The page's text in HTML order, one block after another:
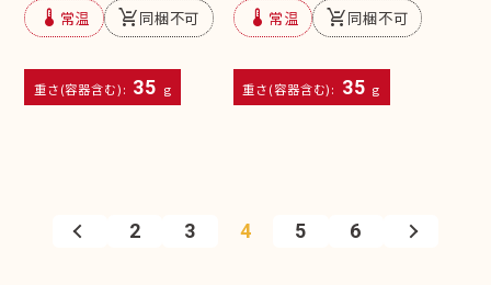
device_thermostat 常温 remove_shopping_cart同梱不可
重さ(容器含む): 35 g
device_thermostat 常温 remove_shopping_cart同梱不可
重さ(容器含む): 35 g
2 3 4 5 6